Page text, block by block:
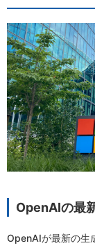
OpenAIの最
OpenAIが最新の生